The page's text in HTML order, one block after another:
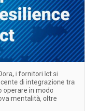
i fornitori Ict si
di integrazione tra
operare in modo
mentalità, oltre